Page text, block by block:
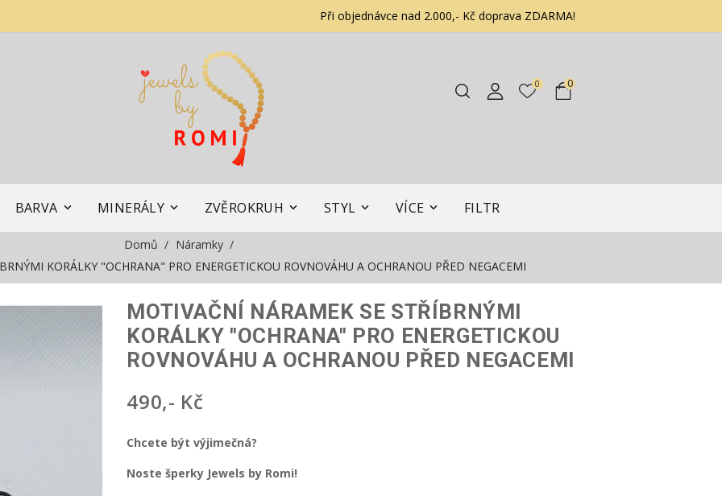
Při objednávce nad 2.000,- Kč doprava ZDARMA!
0
0
BARVA MINERÁLY ZVĚROKRUH STYL VÍCE FILTR
Domů
Náramky
KORÁLKY "OCHRANA" PRO ENERGETICKOU ROVNOVÁHU A OCHRANOU PŘED NEGACEMI
MOTIVAČNÍ NÁRAMEK SE STŘÍBRNÝMI
KORÁLKY "OCHRANA" PRO ENERGETICKOU
ROVNOVÁHU A OCHRANOU PŘED NEGACEMI
490,- Kč
Chcete být výjimečná?
Noste šperky Jewels by Romi!